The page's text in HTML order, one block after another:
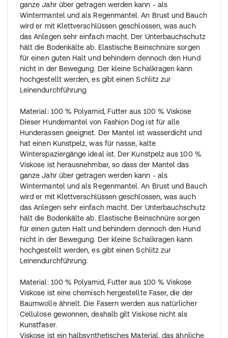
ganze Jahr über getragen werden kann - als
Wintermantel und als Regenmantel. An Brust und Bauch
wird er mit Klettverschlüssen geschlossen, was auch
das Anlegen sehr einfach macht. Der Unterbauchschutz
hält die Bodenkälte ab. Elastische Beinschnüre sorgen
für einen guten Halt und behindern dennoch den Hund
nicht in der Bewegung. Der kleine Schalkragen kann
hochgestellt werden, es gibt einen Schlitz zur
Leinendurchführung.
Material: 100 % Polyamid, Futter aus 100 % Viskose
Dieser Hundemantel von Fashion Dog ist für alle
Hunderassen geeignet. Der Mantel ist wasserdicht und
hat einen Kunstpelz, was für nasse, kalte
Winterspaziergänge ideal ist. Der Kunstpelz aus 100 %
Viskose ist herausnehmbar, so dass der Mantel das
ganze Jahr über getragen werden kann - als
Wintermantel und als Regenmantel. An Brust und Bauch
wird er mit Klettverschlüssen geschlossen, was auch
das Anlegen sehr einfach macht. Der Unterbauchschutz
hält die Bodenkälte ab. Elastische Beinschnüre sorgen
für einen guten Halt und behindern dennoch den Hund
nicht in der Bewegung. Der kleine Schalkragen kann
hochgestellt werden, es gibt einen Schlitz zur
Leinendurchführung.
Material: 100 % Polyamid, Futter aus 100 % Viskose
Viskose ist eine chemisch hergestellte Faser, die der
Baumwolle ähnelt. Die Fasern werden aus natürlicher
Cellulose gewonnen, deshalb gilt Viskose nicht als
Kunstfaser.
Viskose ist ein halbsynthetisches Material, das ähnliche